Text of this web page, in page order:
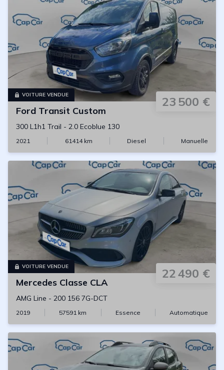
VOITURE VENDUE 23 500 €
Ford Transit Custom
300 L1h1 Trail - 2.0 Ecoblue 130
2021 61414km Diesel Manuelle
VOITURE VENDUE 22 490 €
Mercedes Classe CLA
AMG Line - 200 156 7G-DCT
2019 57591 km Essence Automatique